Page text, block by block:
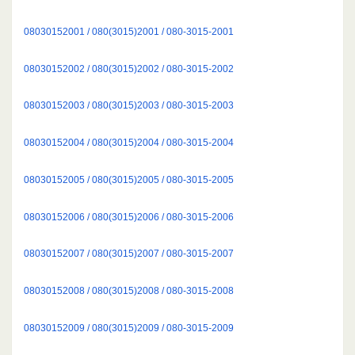
08030152001 / 080(3015)2001 / 080-3015-2001
08030152002 / 080(3015)2002 / 080-3015-2002
08030152003 / 080(3015)2003 / 080-3015-2003
08030152004 / 080(3015)2004 / 080-3015-2004
08030152005 / 080(3015)2005 / 080-3015-2005
08030152006 / 080(3015)2006 / 080-3015-2006
08030152007 / 080(3015)2007 / 080-3015-2007
08030152008 / 080(3015)2008 / 080-3015-2008
08030152009 / 080(3015)2009 / 080-3015-2009